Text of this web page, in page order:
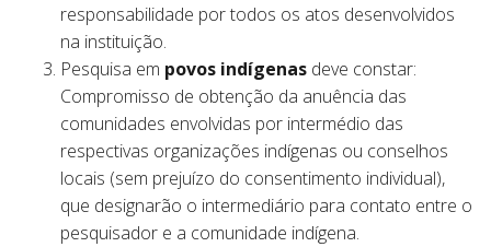
responsabilidade por todos os atos desenvolvidos
na instituição.
Pesquisa em povos indígenas deve constar:
Compromisso de obtenção da anuência das
comunidades envolvidas por intermédio das
respectivas organizações indígenas ou conselhos
locais (sem prejuízo do consentimento individual),
que designarão o intermediário para contato entre o
pesquisador e a comunidade indígena.